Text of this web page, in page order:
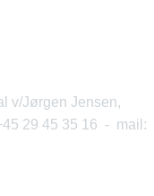
v/Jørgen Jensen,
29 45 35 16 - mail: